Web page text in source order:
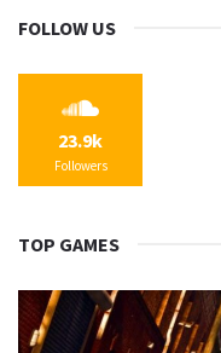
FOLLOW US
23.9k
Followers
TOP GAMES